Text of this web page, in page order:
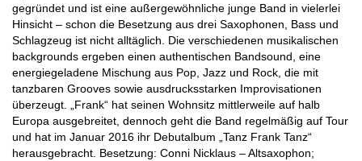
gegründet und ist eine außergewöhnliche junge Band in vielerlei
Hinsicht – schon die Besetzung aus drei Saxophonen, Bass und
Schlagzeug ist nicht alltäglich. Die verschiedenen musikalischen
backgrounds ergeben einen authentischen Bandsound, eine
energiegeladene Mischung aus Pop, Jazz und Rock, die mit
tanzbaren Grooves sowie ausdrucksstarken Improvisationen
überzeugt. „Frank“ hat seinen Wohnsitz mittlerweile auf halb
Europa ausgebreitet, dennoch geht die Band regelmäßig auf Tour
und hat im Januar 2016 ihr Debutalbum „Tanz Frank Tanz“
herausgebracht. Besetzung: Conni Nicklaus – Altsaxophon;